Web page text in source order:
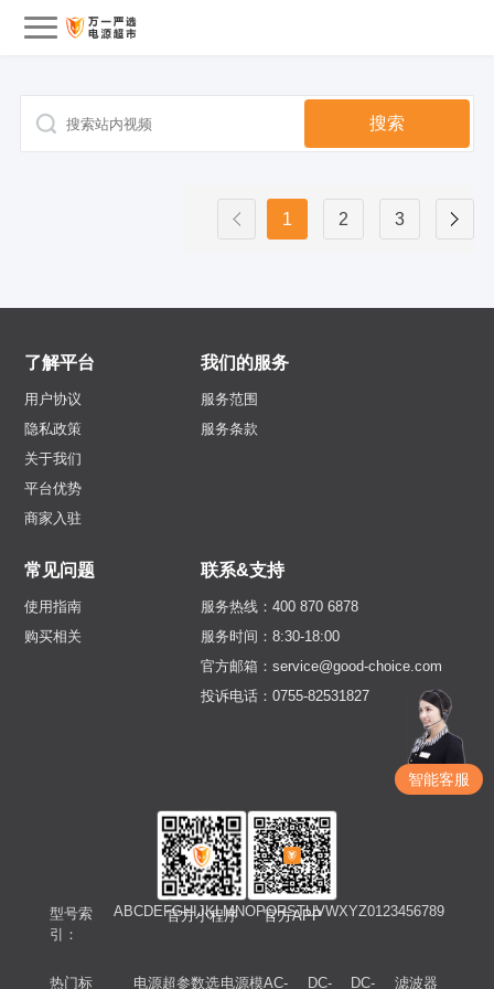
会员中心
退出
搜索
1 2 3
智能客服
了解平台
用户协议
隐私政策
关于我们
平台优势
商家入驻
我们的服务
服务范围
服务条款
常见问题
使用指南
购买相关
联系&支持
服务热线：400 870 6878
服务时间：8:30-18:00
官方邮箱：service@good-choice.com
投诉电话：0755-82531827
官方小程序 官方APP
型号索
引：
ABCDE FGHIJKLMNOPQRSTUVWXYZ0123456789
热门标 电源超参数选电源模AC- DC- DC- 滤波器